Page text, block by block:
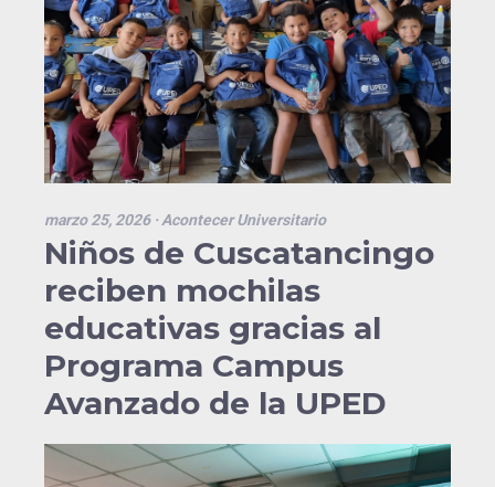
marzo 25, 2026· Acontecer Universitario
Niños de Cuscatancingo
reciben mochilas
educativas gracias al
Programa Campus
Avanzado de la UPED